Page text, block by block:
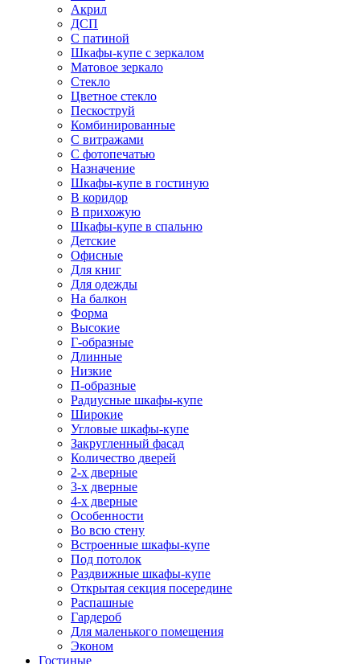
Акрил
ДСП
С патиной
Шкафы-купе с зеркалом
Матовое зеркало
Стекло
Цветное стекло
Пескоструй
Комбинированные
С витражами
С фотопечатью
Назначение
Шкафы-купе в гостиную
В коридор
В прихожую
Шкафы-купе в спальню
Детские
Офисные
Для книг
Для одежды
На балкон
Форма
Высокие
Г-образные
Длинные
Низкие
П-образные
Радиусные шкафы-купе
Широкие
Угловые шкафы-купе
Закругленный фасад
Количество дверей
2-х дверные
3-х дверные
4-х дверные
Особенности
Во всю стену
Встроенные шкафы-купе
Под потолок
Раздвижные шкафы-купе
Открытая секция посередине
Распашные
Гардероб
Для маленького помещения
Эконом
Гостиные